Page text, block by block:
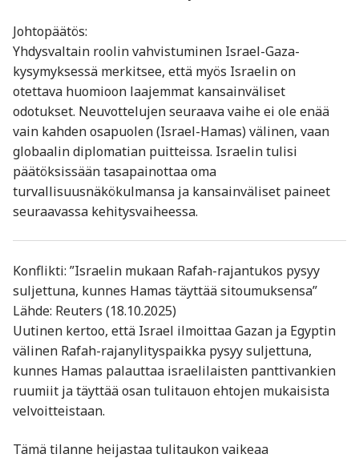
Johtopäätös:
Yhdysvaltain roolin vahvistuminen Israel-Gaza-
kysymyksessä merkitsee, että myös Israelin on
otettava huomioon laajemmat kansainväliset
odotukset. Neuvottelujen seuraava vaihe ei ole enää
vain kahden osapuolen (Israel-Hamas) välinen, vaan
globaalin diplomatian puitteissa. Israelin tulisi
päätöksissään tasapainottaa oma
turvallisuusnäkökulmansa ja kansainväliset paineet
seuraavassa kehitysvaiheessa.
Konflikti: ”Israelin mukaan Rafah-rajan­tukos pysyy
suljettuna, kunnes Hamas täyttää sitoumuksensa”
Lähde: Reuters (18.10.2025)
Uutinen kertoo, että Israel ilmoittaa Gazan ja Egyptin
välinen Rafah-rajan­ylityspaikka pysyy suljettuna,
kunnes Hamas palauttaa israelilaisten panttivankien
ruumiit ja täyttää osan tulitauon ehtojen mukaisista
velvoitteistaan.
Tämä tilanne heijastaa tulitaukon vaikeaa